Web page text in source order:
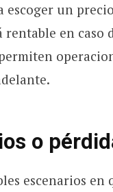
escoger un
rentable en
o
escenarios